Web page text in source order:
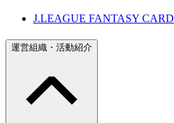
J.LEAGUE FANTASY CARD
運営組織・活動紹介